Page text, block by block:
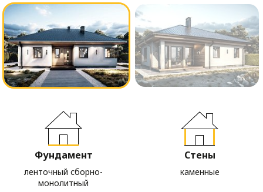
Фундамент
ленточный сборно-
монолитный
Стены
каменные